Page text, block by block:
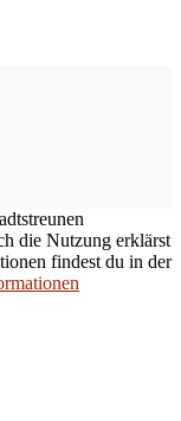
die Nutzung erklärst
findest du in der